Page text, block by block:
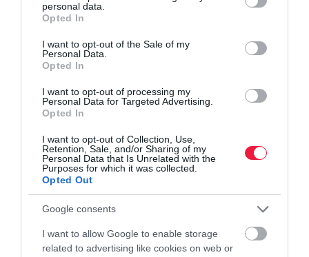
grant or deny consent to Google and its third-party tags to
use your data for below specified purposes in below Google
consent section.
personal data.
Opted In
I want to opt-out of the Sale of my
Personal Data.
Opted In
I want to opt-out of processing my
Personal Data for Targeted Advertising.
Opted In
I want to opt-out of Collection, Use,
Retention, Sale, and/or Sharing of my
Personal Data that Is Unrelated with the
Purposes for which it was collected.
Opted Out
Google consents
I want to allow Google to enable storage
related to advertising like cookies on web or